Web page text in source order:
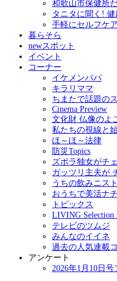
和歌山市保健所
タニタに聞く! 健
手軽にセルフケ
暮らそら
newスポット
イベント
コーナー
イケメンパパ
キラリママ
ちまたで話題の
Cinema Preview
文化財 仏像のよ
私たちの視線と
ほ～ほ～法律
防災Topics
ズボラ独女がチ
ガッツリ主夫が
うちの飲みニス
おうちで美活ナ
トピックス
LIVING Selection
テレビのツムジ
みんなのイイネ
過去の人気連載
アンケート
2026年1月10日